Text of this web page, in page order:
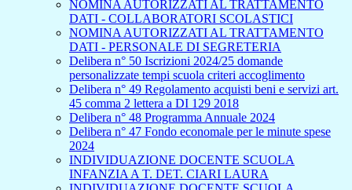
NOMINA AUTORIZZATI AL TRATTAMENTO
DATI - COLLABORATORI SCOLASTICI
NOMINA AUTORIZZATI AL TRATTAMENTO
DATI - PERSONALE DI SEGRETERIA
Delibera n° 50 Iscrizioni 2024/25 domande
personalizzate tempi scuola criteri accoglimento
Delibera n° 49 Regolamento acquisti beni e servizi art.
45 comma 2 lettera a DI 129 2018
Delibera n° 48 Programma Annuale 2024
Delibera n° 47 Fondo economale per le minute spese
2024
INDIVIDUAZIONE DOCENTE SCUOLA
INFANZIA A T. DET. CIARI LAURA